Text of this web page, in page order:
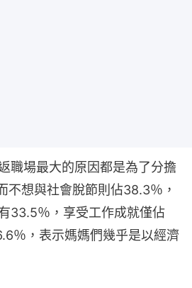
職場最大的原因都是為了分擔
不想與社會脫節則佔38.3％，
33.5％，享受工作成就僅佔
％，表示媽媽們幾乎是以經濟